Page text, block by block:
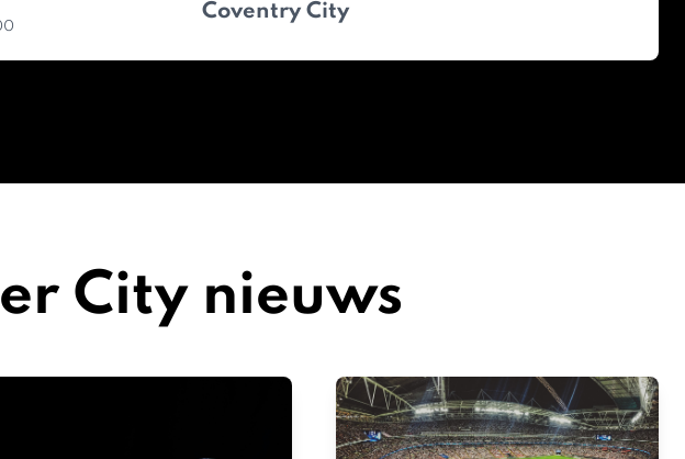
Coventry City
City nieuws